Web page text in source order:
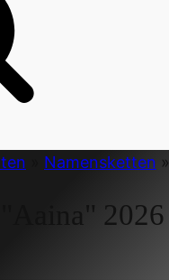
Namensketten »
"Aaina" 2026